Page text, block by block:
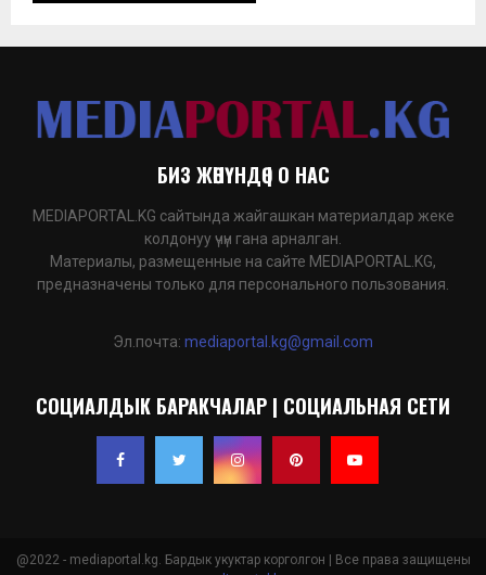
БИЗ ЖӨНҮНДӨ | О НАС
MEDIAPORTAL.KG сайтында жайгашкан материалдар жеке
колдонуу үчүн гана арналган.
Материалы, размещенные на сайте MEDIAPORTAL.KG,
предназначены только для персонального пользования.
Эл.почта: mediaportal.kg@gmail.com
СОЦИАЛДЫК БАРАКЧАЛАР | СОЦИАЛЬНАЯ СЕТИ
@2022 - mediaportal.kg. Бардык укуктар корголгон | Все права защищены